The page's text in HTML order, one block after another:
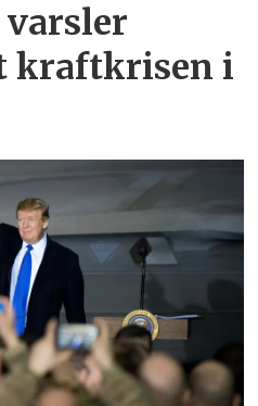
kraftkrisen i